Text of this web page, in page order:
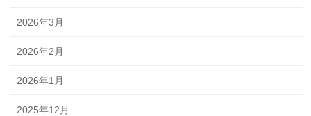
2026年3月
2026年2月
2026年1月
2025年12月